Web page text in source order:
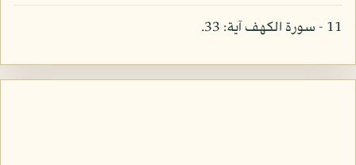
11 - سورة الكهف آية: 33.